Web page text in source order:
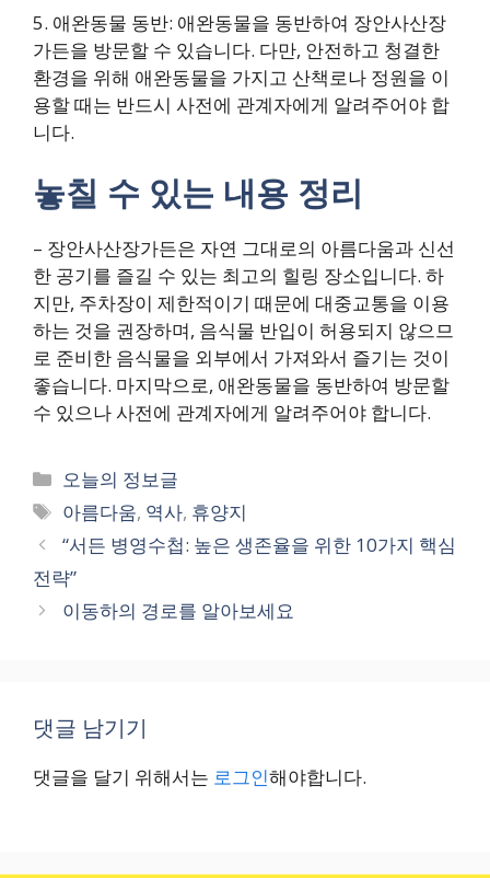
5. 애완동물 동반: 애완동물을 동반하여 장안사산장
가든을 방문할 수 있습니다. 다만, 안전하고 청결한
환경을 위해 애완동물을 가지고 산책로나 정원을 이
용할 때는 반드시 사전에 관계자에게 알려주어야 합
니다.
놓칠 수 있는 내용 정리
– 장안사산장가든은 자연 그대로의 아름다움과 신선
한 공기를 즐길 수 있는 최고의 힐링 장소입니다. 하
지만, 주차장이 제한적이기 때문에 대중교통을 이용
하는 것을 권장하며, 음식물 반입이 허용되지 않으므
로 준비한 음식물을 외부에서 가져와서 즐기는 것이
좋습니다. 마지막으로, 애완동물을 동반하여 방문할
수 있으나 사전에 관계자에게 알려주어야 합니다.
카
테
고
리
오늘의 정보글
태
그
아름다움, 역사, 휴양지
“서든 병영수첩: 높은 생존율을 위한 10가지 핵심
전략”
이동하의 경로를 알아보세요
댓글 남기기
댓글을 달기 위해서는 로그인해야합니다.